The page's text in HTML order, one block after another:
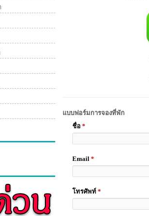
แบบฟอร์มการจองที่พัก
ชื่อ *
Email *
โทรศัพท์ *